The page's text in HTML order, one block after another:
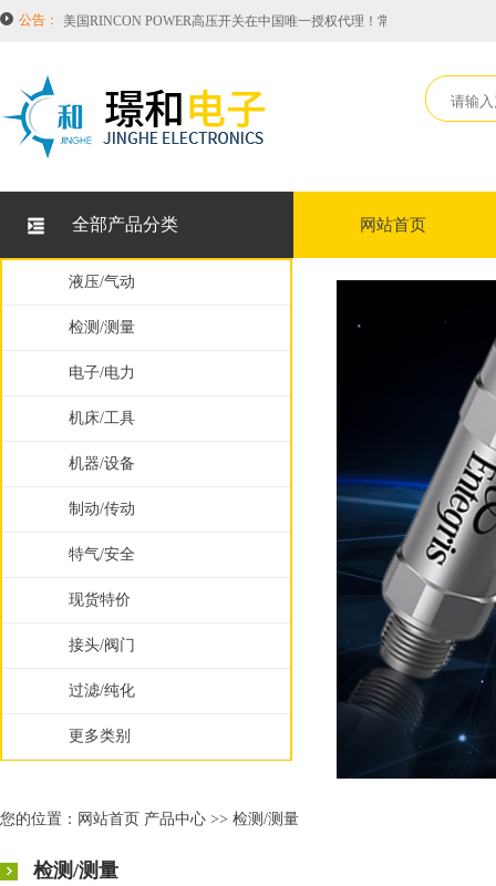
公告： 美国RINCON POWER高压开关在中国唯一授权代理！常备库存
恭喜璟和电子科技（无锡）有限公司成为意大利Brevetti 布莱围世拖链项
因中美贸易战美国PARKER品牌接连涨价！综合涨价至18.5%！
关于LUX旋转接头TWA-10的型号说明
美国RINCON POWER高压开关在中国唯一授权代理！常备库存
恭喜璟和电子科技（无锡）有限公司成为意大利Brevetti 布莱围世拖链项
因中美贸易战美国PARKER品牌接连涨价！综合涨价至18.5%！
全部产品分类 网站首页
液压/气动
检测/测量
电子/电力
机床/工具
机器/设备
制动/传动
特气/安全
现货特价
接头/阀门
过滤/纯化
更多类别
您的位置： 网站首页 产品中心 >> 检测/测量
检测/测量